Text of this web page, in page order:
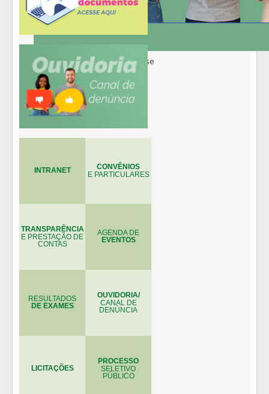
INTRANET CONVÊNIOS
E PARTICULARES
TRANSPARÊNCIA
E PRESTAÇÃO DE
CONTAS
AGENDA DE
EVENTOS
RESULTADOS
DE EXAMES
OUVIDORIA/
CANAL DE
DENÚNCIA
LICITAÇÕES
PROCESSO
SELETIVO
PÚBLICO